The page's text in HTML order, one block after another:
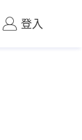
好食玩飛
登入